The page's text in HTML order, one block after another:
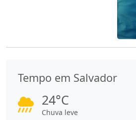
Tempo em Salvador
24°C
Chuva leve